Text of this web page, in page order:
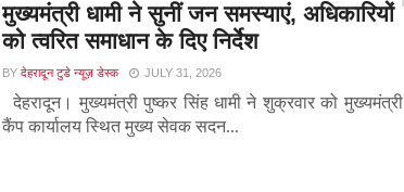
मुख्यमंत्री धामी ने सुनीं जन समस्याएं, अधिकारियों
को त्वरित समाधान के दिए निर्देश
BY देहरादून टुडे न्यूज़ डेस्क JULY 31, 2026
देहरादून। मुख्यमंत्री पुष्कर सिंह धामी ने शुक्रवार को मुख्यमंत्री
कैंप कार्यालय स्थित मुख्य सेवक सदन...